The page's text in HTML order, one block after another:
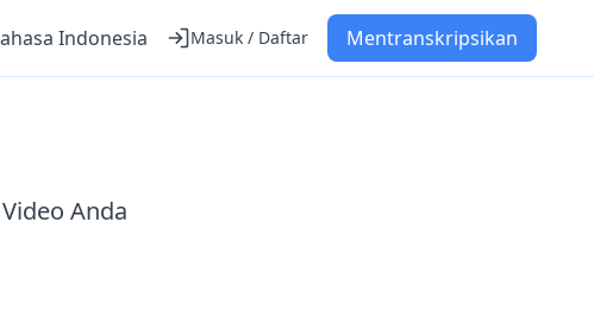
Indonesia Masuk / Daftar Mentranskripsikan
Anda